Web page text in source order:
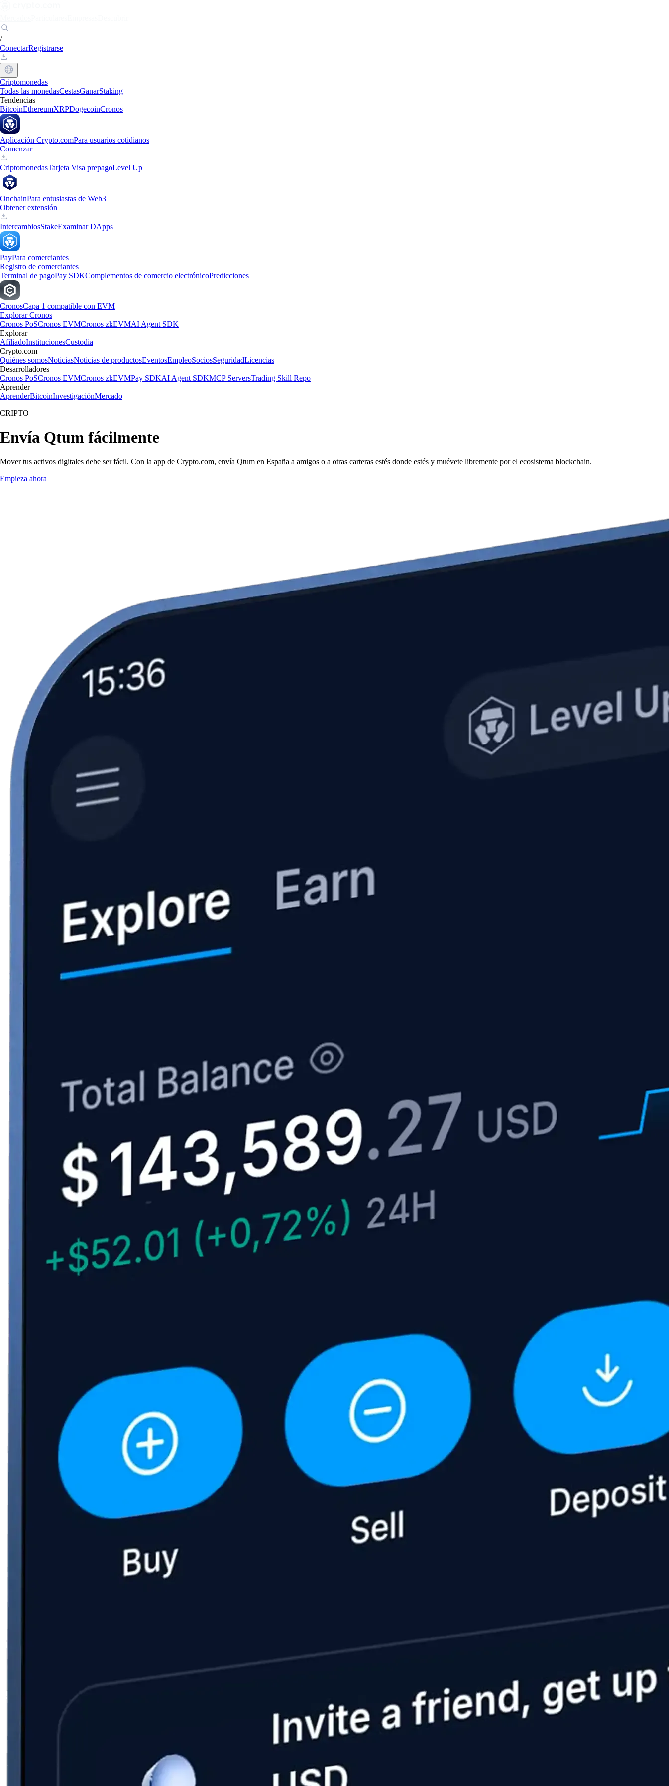
/
ConectarRegistrarse
Criptomonedas
Todas las monedasCestasGanarStaking
Tendencias
BitcoinEthereumXRPDogecoinCronos
Aplicación Crypto.comPara usuarios cotidianos
Comenzar
CriptomonedasTarjeta Visa prepagoLevel Up
OnchainPara entusiastas de Web3
Obtener extensión
IntercambiosStakeExaminar DApps
PayPara comerciantes
Registro de comerciantes
Terminal de pagoPay SDKComplementos de comercio electrónicoPredicciones
CronosCapa 1 compatible con EVM
Explorar Cronos
Cronos PoSCronos EVMCronos zkEVMAI Agent SDK
Explorar
AfiliadoInstitucionesCustodia
Crypto.com
Quiénes somosNoticiasNoticias de productosEventosEmpleoSociosSeguridadLicencias
Desarrolladores
Cronos PoSCronos EVMCronos zkEVMPay SDKAI Agent SDKMCP ServersTrading Skill Repo
Aprender
AprenderBitcoinInvestigaciónMercado
CRIPTO
Envía Qtum fácilmente
Mover tus activos digitales debe ser fácil. Con la app de Crypto.com, envía Qtum en España a amigos o a otras carteras estés donde estés y muévete libremente por el ecosistema blockchain.
Empieza ahora